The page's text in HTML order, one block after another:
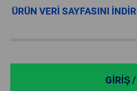
ÜRÜN VERI SAYFASINI
GIRIŞ